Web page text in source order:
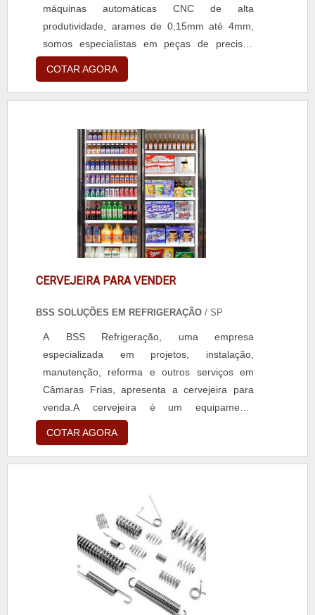
máquinas automáticas CNC de alta
produtividade, arames de 0,15mm até 4mm,
somos especialistas em peças de precisão
para os mais diversos segmentos da indústria.
COTAR AGORA
CERVEJEIRA PARA VENDER
BSS SOLUÇÕES EM REFRIGERAÇÃO / SP
A BSS Refrigeração, uma empresa
especializada em projetos, instalação,
manutenção, reforma e outros serviços em
Câmaras Frias, apresenta a cervejeira para
venda.A cervejeira é um equipamento
essencial para bares, restaurantes,
supermercados e qualquer estabelecimento
capacidade para armazenar e refrigerar
diversas marcas e tipos de cerveja, a
cervejeira da BSS Refrigeração garante a
qualidade e a temperatura ideal para o
consumo.Fabricada com materiais de alta
qualidade e tecnologia avançada, a cervejeira
da BSS Refrigeração possui um design
COTAR AGORA